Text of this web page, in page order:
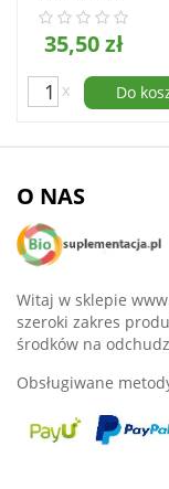
35,50 zł
x Do
O NAS
Witaj w sklepie
szeroki zakres
środków na
Obsługiwane